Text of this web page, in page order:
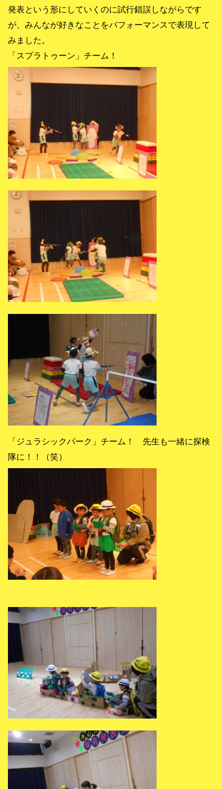
発表という形にしていくのに試行錯誤しながらです
が、みんなが好きなことをパフォーマンスで表現して
みました。
「スプラトゥーン」チーム！
「ジュラシックパーク」チーム！ 先生も一緒に探検
隊に！！（笑）